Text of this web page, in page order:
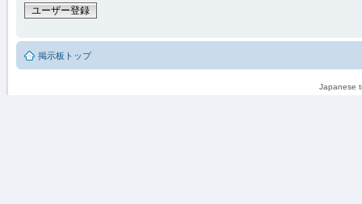
ユーザー登録
掲示板トップ
Japanese